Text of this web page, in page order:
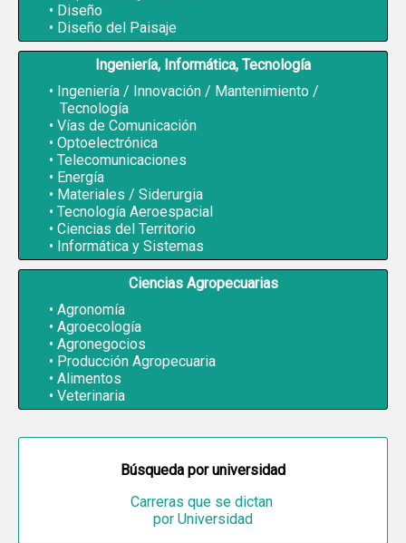
Diseño
Diseño del Paisaje
Ingeniería, Informática, Tecnología
Ingeniería / Innovación / Mantenimiento /
Tecnología
Vías de Comunicación
Optoelectrónica
Telecomunicaciones
Energía
Materiales / Siderurgia
Tecnología Aeroespacial
Ciencias del Territorio
Informática y Sistemas
Ciencias Agropecuarias
Agronomía
Agroecología
Agronegocios
Producción Agropecuaria
Alimentos
Veterinaria
Búsqueda por universidad
Carreras que se dictan
por Universidad